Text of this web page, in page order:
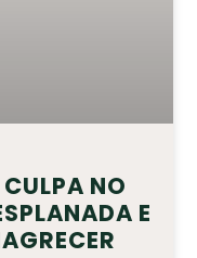
NO
E